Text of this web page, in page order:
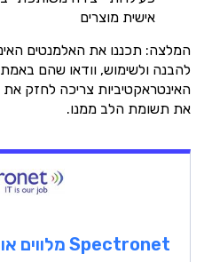
אישית מוצרים
המלצה: תכננו את האלמנטים
להבנה ולשימוש, וודאו שהם באמת
האינטראקטיביות צריכה לחזק
את תשומת הלב ממנו.
Spectronet מלווים